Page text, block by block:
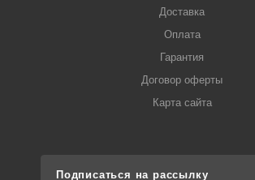
Доставка
Оплата
Гарантия
Договор оферты
Карта сайта
Подписаться на рассылку